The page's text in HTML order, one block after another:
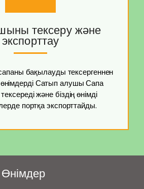
тексеру және
экспорттау
бақылауды тексергеннен
өнімдерді Сатып алушы Сапа
және біздің өнімді
портқа экспорттайды.
Өнімдер